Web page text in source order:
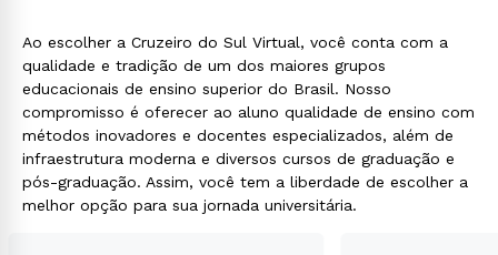
Ao escolher a Cruzeiro do Sul Virtual, você conta com a
qualidade e tradição de um dos maiores grupos
educacionais de ensino superior do Brasil. Nosso
compromisso é oferecer ao aluno qualidade de ensino com
métodos inovadores e docentes especializados, além de
infraestrutura moderna e diversos cursos de graduação e
pós-graduação. Assim, você tem a liberdade de escolher a
melhor opção para sua jornada universitária.